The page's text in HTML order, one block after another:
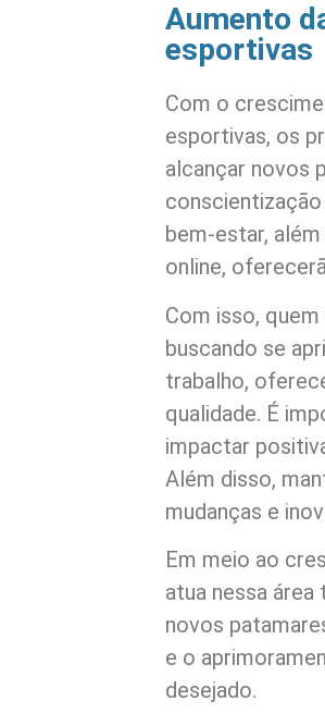
Aumento
esportivas
Com o
esportivas, os
alcançar novos
bem-estar,
online,
Com isso,
buscando se
trabalho,
qualidade. É
impactar
Além disso,
mudanças e
Em meio ao
atua nessa
novos
e o
desejado.